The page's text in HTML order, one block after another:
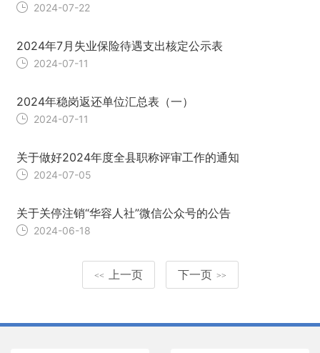
2024-07-22
2024年7月失业保险待遇支出核定公示表
2024-07-11
2024年稳岗返还单位汇总表（一）
2024-07-11
关于做好2024年度全县职称评审工作的通知
2024-07-05
关于关停注销“华容人社”微信公众号的公告
2024-06-18
<< 上一页 下一页 >>